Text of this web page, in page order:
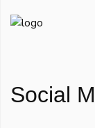
Social